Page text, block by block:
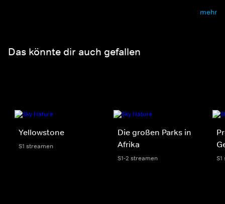
mehr
Das könnte dir auch gefallen
Yellowstone
S1 streamen
Die großen Parks in
Afrika
S1-2 streamen